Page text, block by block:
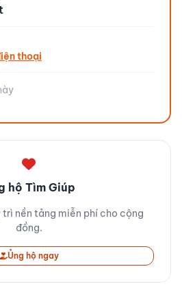
thoại
hộ Tìm Giúp
nền tảng miễn phí cho cộng
đồng.
Ủng hộ ngay